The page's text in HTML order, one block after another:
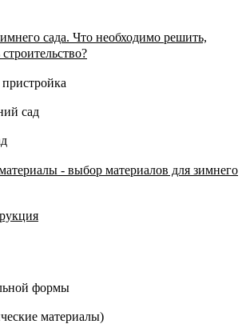
- закат"
сада. Что необходимо решить,
или пристройка
зимний сад
зимний сад
- выбор материалов для зимнего
специальной формы
материалы)